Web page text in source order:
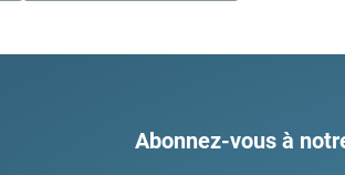
Abonnez-vous à